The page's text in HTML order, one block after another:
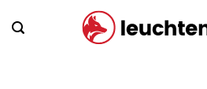
Inhalt